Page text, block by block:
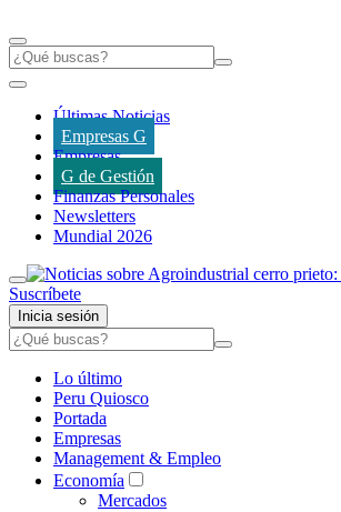
Últimas Noticias
Empresas G
Empresas
G de Gestión
Finanzas Personales
Newsletters
Mundial 2026
Suscríbete
Inicia sesión
Lo último
Peru Quiosco
Portada
Empresas
Management & Empleo
Economía
Mercados